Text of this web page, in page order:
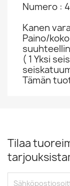
Numero :
Kanen
Paino/
( 1 Yksi
Tämän
Tilaa